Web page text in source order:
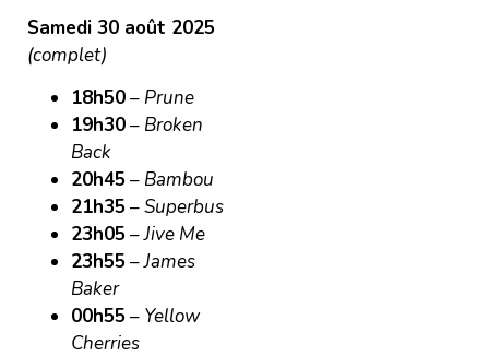
Samedi 30 août 2025
(complet)
18h50– Prune
19h30– Broken
Back
20h45 – Bambou
21h35 –Superbus
23h05 –Jive Me
23h55 –James
Baker
00h55 – Yellow
Cherries